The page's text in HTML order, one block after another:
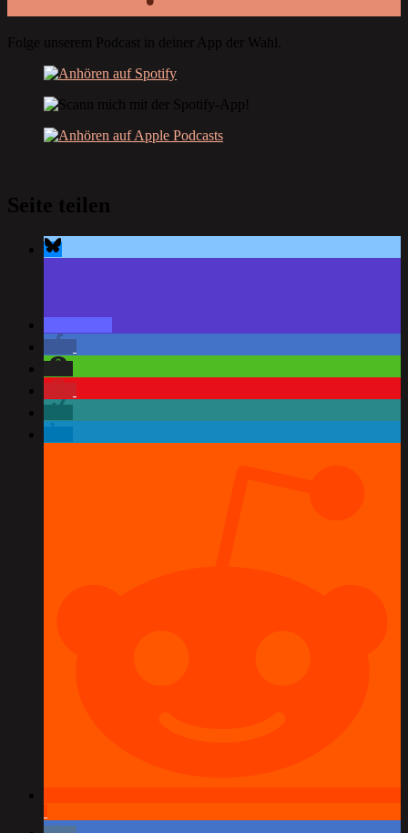
Folge unserem Podcast in deiner App der Wahl.
Seite teilen